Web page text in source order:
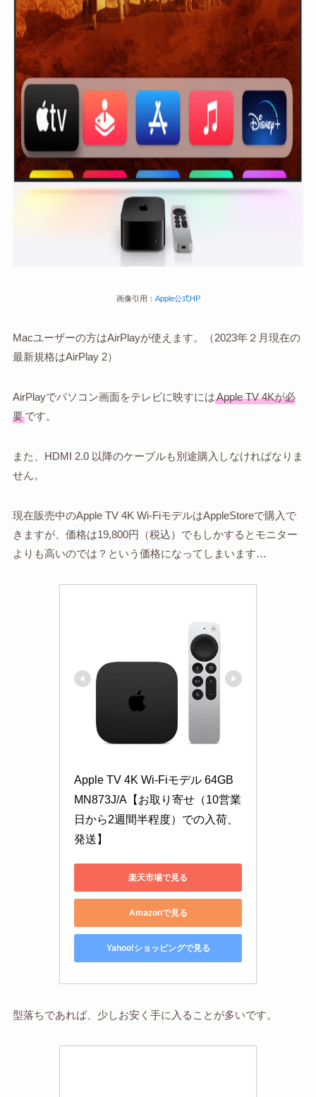
画像引用： Apple公式HP
Macユーザーの方はAirPlayが使えます。（2023年２月現在の
最新規格はAirPlay 2）
AirPlayでパソコン画面をテレビに映すにはApple TV 4Kが必
要です。
また、HDMI 2.0 以降のケーブルも別途購入しなければなりま
せん。
現在販売中のApple TV 4K Wi-FiモデルはAppleStoreで購入で
きますが、価格は19,800円（税込）でもしかするとモニター
よりも高いのでは？という価格になってしまいます…
Apple TV 4K Wi-Fiモデル 64GB
MN873J/A【お取り寄せ（10営業
日から2週間半程度）での入荷、
発送】
楽天市場で見る
Amazonで見る
Yahoo!ショッピングで見る
型落ちであれば、少しお安く手に入ることが多いです。